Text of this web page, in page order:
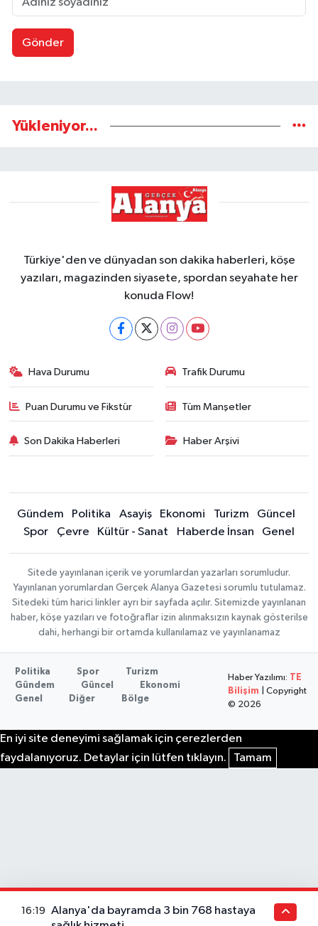
Gönder
Yükleniyor...
Türkiye'den ve dünyadan son dakika haberleri, köşe
yazıları, magazinden siyasete, spordan seyahate her
konuda Flow!
Hava Durumu Trafik Durumu
Puan Durumu ve Fikstür Tüm Manşetler
Son Dakika Haberleri Haber Arşivi
Gündem Politika Asayiş Ekonomi Turizm
Güncel
Spor
Çevre Kültür - Sanat Haberde İnsan Genel
Sitede yayınlanan içerik ve yorumlardan yazarları sorumludur.
Yayınlanan yorumlardan Gerçek Alanya Gazetesi sorumlu tutulamaz.
Sitedeki tüm harici linkler ayrı bir sayfada açılır. Sitemizde yayınlanan
haber, köşe yazıları ve fotoğraflar izin alınmaksızın kaynak gösterilse
dahi, herhangi bir ortamda kullanılamaz ve yayınlanamaz
Politika Spor
Turizm
Gündem
Güncel
Ekonomi
Genel
Diğer Bölge
Haber Yazılımı: TE
Bilişim | Copyright
© 2026
En iyi site deneyimi sağlamak için çerezlerden
faydalanıyoruz. Detaylar için lütfen tıklayın.
Tamam
16:19
Alanya'da bayramda 3 bin 768 hastaya